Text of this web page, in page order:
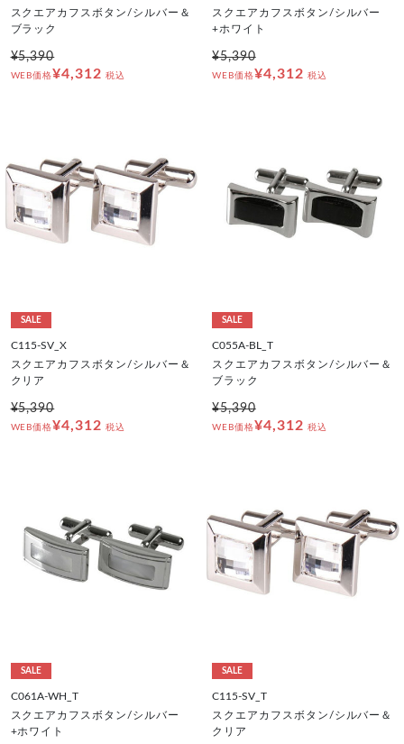
スクエアカフスボタン/シルバー＆
ブラック
¥5,390
WEB価格¥4,312 税込
スクエアカフスボタン/シルバー
+ホワイト
¥5,390
WEB価格¥4,312 税込
SALE
C115-SV_X
スクエアカフスボタン/シルバー＆
クリア
¥5,390
WEB価格¥4,312 税込
SALE
C055A-BL_T
スクエアカフスボタン/シルバー＆
ブラック
¥5,390
WEB価格¥4,312 税込
SALE
C061A-WH_T
スクエアカフスボタン/シルバー
+ホワイト
SALE
C115-SV_T
スクエアカフスボタン/シルバー＆
クリア